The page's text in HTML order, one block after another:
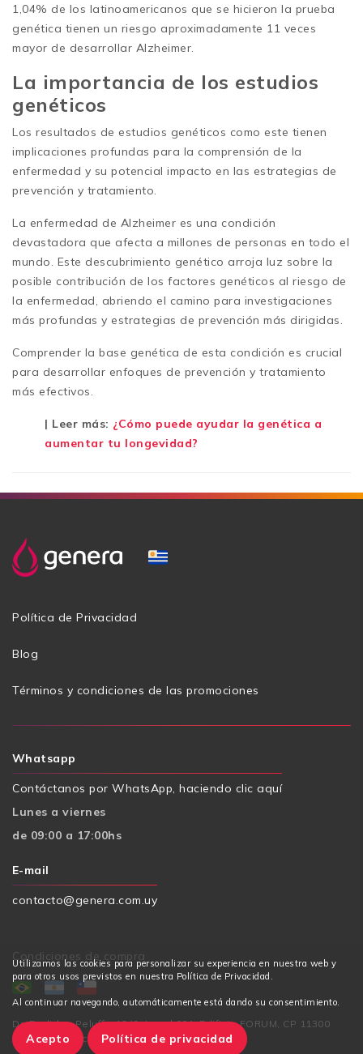
1,04% de los latinoamericanos que se hicieron la prueba
genética tienen un riesgo aproximadamente 11 veces
mayor de desarrollar Alzheimer.
La importancia de los estudios
genéticos
Los resultados de estudios genéticos como este tienen
implicaciones profundas para la comprensión de la
enfermedad y su potencial impacto en las estrategias de
prevención y tratamiento.
La enfermedad de Alzheimer es una condición
devastadora que afecta a millones de personas en todo el
mundo. Este descubrimiento genético arroja luz sobre la
posible contribución de los factores genéticos al riesgo de
la enfermedad, abriendo el camino para investigaciones
más profundas y estrategias de prevención más dirigidas.
Comprender la base genética de esta condición es crucial
para desarrollar enfoques de prevención y tratamiento
más efectivos.
| Leer más: ¿Cómo puede ayudar la genética a
aumentar tu longevidad?
Utilizamos las cookies para personalizar su experiencia en nuestra web y
para otros usos previstos en nuestra Política de Privacidad.
Al continuar navegando, automáticamente está dando su consentimiento.
Acepto Política de privacidad
Política de Privacidad
Blog
Términos y condiciones de las promociones
Whatsapp
Contáctanos por WhatsApp, haciendo clic aquí
Lunes a viernes
de 09:00 a 17:00hs
E-mail
contacto@genera.com.uy
Condiciones de compra
Dr. Euclides Peluffo 1649, Local 001, Edificio FORUM, CP 11300
Puerto del Buceo, Montevideo - Uruguay